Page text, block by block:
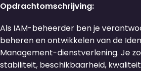
Opdrachtomschrijving:
Als IAM-beheerder ben je
beheren en ontwikkelen van de
Management-dienstverlening. Je
stabiliteit, beschikbaarheid,